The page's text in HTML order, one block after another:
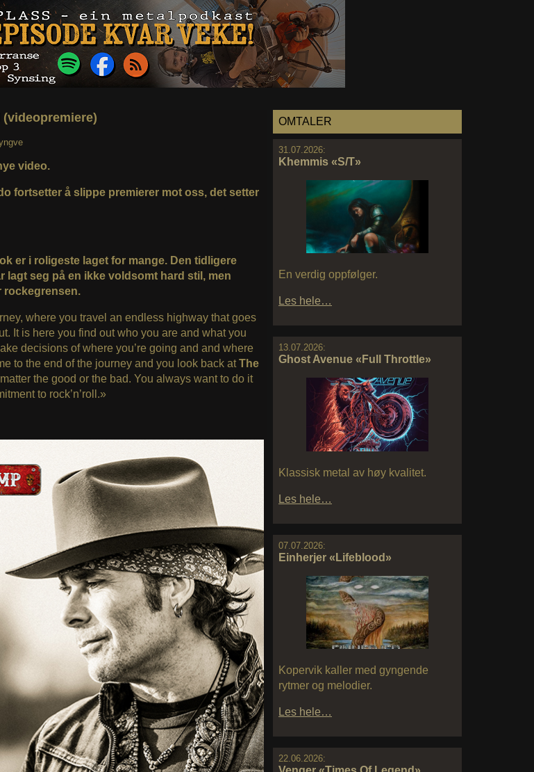
OMTALER
31.07.2026:
Khemmis «S/T»
En verdig oppfølger.
Les hele…
13.07.2026:
Ghost Avenue «Full Throttle»
Klassisk metal av høy kvalitet.
Les hele…
07.07.2026:
Einherjer «Lifeblood»
Kopervik kaller med gyngende
rytmer og melodier.
Les hele…
22.06.2026:
(videopremiere)
video.
fortsetter å slippe premierer mot oss, det setter
er i roligeste laget for mange. Den tidligere
lagt seg på en ikke voldsomt hard stil, men
rockegrensen.
where you travel an endless highway that goes
It is here you find out who you are and what you
decisions of where you’re going and and where
to the end of the journey and you look back atThe
the good or the bad. You always want to do it
to rock’n’roll.»